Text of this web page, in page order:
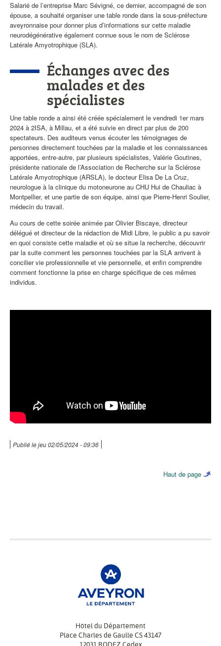
Salarié de l’entreprise Marc Sévigné, ce dernier, accompagné de son
épouse, a souhaité organiser une table ronde dans la sous-préfecture
aveyronnaise pour donner plus d’informations sur cette maladie
neurodégénérative également connue sous le nom de Sclérose
Latérale Amyotrophique (SLA).
Échanges avec des
malades et des
spécialistes
Une table ronde a ainsi été créée spécialement le vendredi 1er mars
2024 à 2ISA, à Millau, et a été suivie en direct par plus de 200
spectateurs. Des auditeurs venus écouter les témoignages de
personnes directement touchées par la maladie et les connaissances
apportées, entre-autre, par plusieurs spécialistes, Valérie Goutines,
présidente nationale de l’Association de Recherche sur la Sclérose
Latérale Amyotrophique (ARSLA), le docteur Elisa De La Cruz,
neurologue à la clinique du motoneurone au CHU Hui de Chauliac à
Montpellier, et une partie de son équipe, ainsi que Pierre-Henri Soulier,
médecin du travail.
Au cours de cette soirée animée par Olivier Biscaye, directeur
délégué et directeur de la rédaction de Midi Libre, le public a pu savoir
en quoi consiste cette maladie et où se situe la recherche, découvrir
par la suite comment les personnes touchées par la SLA arrivent à
concilier vie professionnelle et vie personnelle, et enfin comprendre
comment fonctionne la prise en charge spécifique de ces mêmes
individus.
Publié lejeu 02/05/2024 - 09:36
Haut de page
Hôtel du Département
Place Charles de Gaulle CS 43147
12031 RODEZ Cedex